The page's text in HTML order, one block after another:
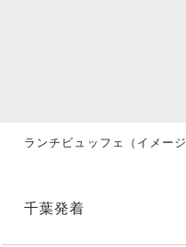
ランチビュッフェ（イメー
千葉発着